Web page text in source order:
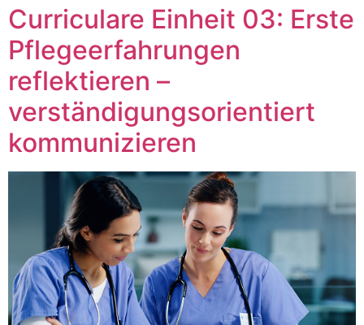
Curriculare Einheit 03: Erste
Pflegeerfahrungen
reflektieren –
verständigungsorientiert
kommunizieren